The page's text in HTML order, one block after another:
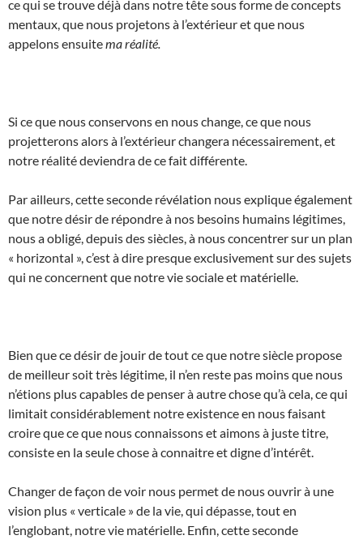
ce qui se trouve déjà dans notre tête sous forme de concepts
mentaux, que nous projetons à l’extérieur et que nous
appelons ensuitema réalité.
Si ce que nous conservons en nous change, ce que nous
projetterons alors à l’extérieur changera nécessairement, et
notre réalité deviendra de ce fait différente.
Par ailleurs, cette seconde révélation nous explique également
que notre désir de répondre à nos besoins humains légitimes,
nous a obligé, depuis des siècles, à nous concentrer sur un plan
« horizontal », c’est à dire presque exclusivement sur des sujets
qui ne concernent que notre vie sociale et matérielle.
Bien que ce désir de jouir de tout ce que notre siècle propose
de meilleur soit très légitime, il n’en reste pas moins que nous
n’étions plus capables de penser à autre chose qu’à cela, ce qui
limitait considérablement notre existence en nous faisant
croire que ce que nous connaissons et aimons à juste titre,
consiste en la seule chose à connaitre et digne d’intérêt.
Changer de façon de voir nous permet de nous ouvrir à une
vision plus « verticale » de la vie, qui dépasse, tout en
l’englobant, notre vie matérielle. Enfin, cette seconde